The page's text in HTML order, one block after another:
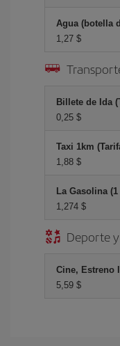
Agua (botella
1,27 $
Billete de Ida
0,25 $
Taxi 1km
1,88 $
La Gasolina
1,274 $
Deporte
Cine, Estreno
5,59 $